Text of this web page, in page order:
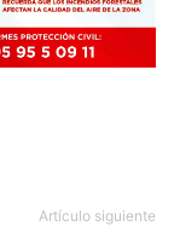
Artículo siguiente